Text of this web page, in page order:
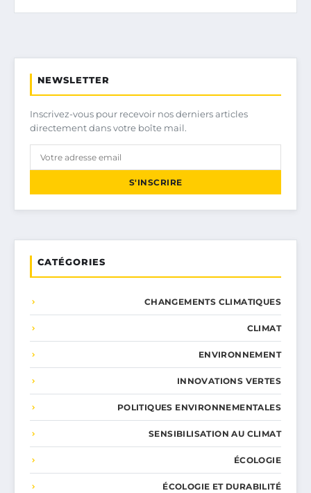
NEWSLETTER
Inscrivez-vous pour recevoir nos derniers articles
directement dans votre boîte mail.
S'INSCRIRE
CATÉGORIES
CHANGEMENTS CLIMATIQUES
CLIMAT
ENVIRONNEMENT
INNOVATIONS VERTES
POLITIQUES ENVIRONNEMENTALES
SENSIBILISATION AU CLIMAT
ÉCOLOGIE
ÉCOLOGIE ET DURABILITÉ